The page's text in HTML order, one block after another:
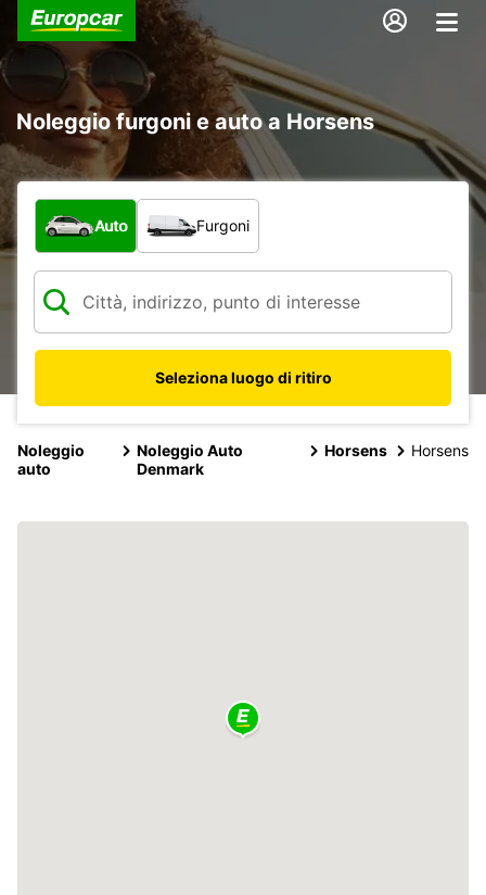
Noleggio furgoni e auto a Horsens
Scegli la tipologia di veicolo:
Auto Furgoni
Seleziona luogo di ritiro
Noleggio
auto
Noleggio Auto
Denmark
Horsens Horsens